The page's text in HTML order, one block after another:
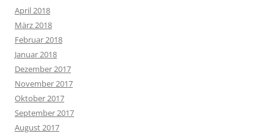
April 2018
März 2018
Februar 2018
Januar 2018
Dezember 2017
November 2017
Oktober 2017
September 2017
August 2017